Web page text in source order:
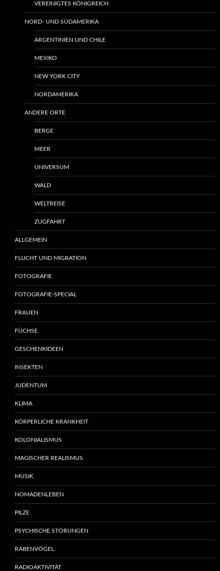
VEREINIGTES KÖNIGREICH
NORD- UND SÜDAMERIKA
ARGENTINIEN UND CHILE
MEXIKO
NEW YORK CITY
NORDAMERIKA
ANDERE ORTE
BERGE
MEER
UNIVERSUM
WALD
WELTREISE
ZUGFAHRT
ALLGEMEIN
FLUCHT UND MIGRATION
FOTOGRAFIE
FOTOGRAFIE-SPECIAL
FRAUEN
FÜCHSE
GESCHENKIDEEN
INSEKTEN
JUDENTUM
KLIMA
KÖRPERLICHE KRANKHEIT
KOLONIALISMUS
MAGISCHER REALISMUS
MUSIK
NOMADENLEBEN
PILZE
PSYCHISCHE STÖRUNGEN
RABENVÖGEL
RADIOAKTIVITÄT